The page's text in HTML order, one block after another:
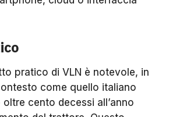
pratico di VLN è notevole, in
come quello italiano
cento decessi all’anno